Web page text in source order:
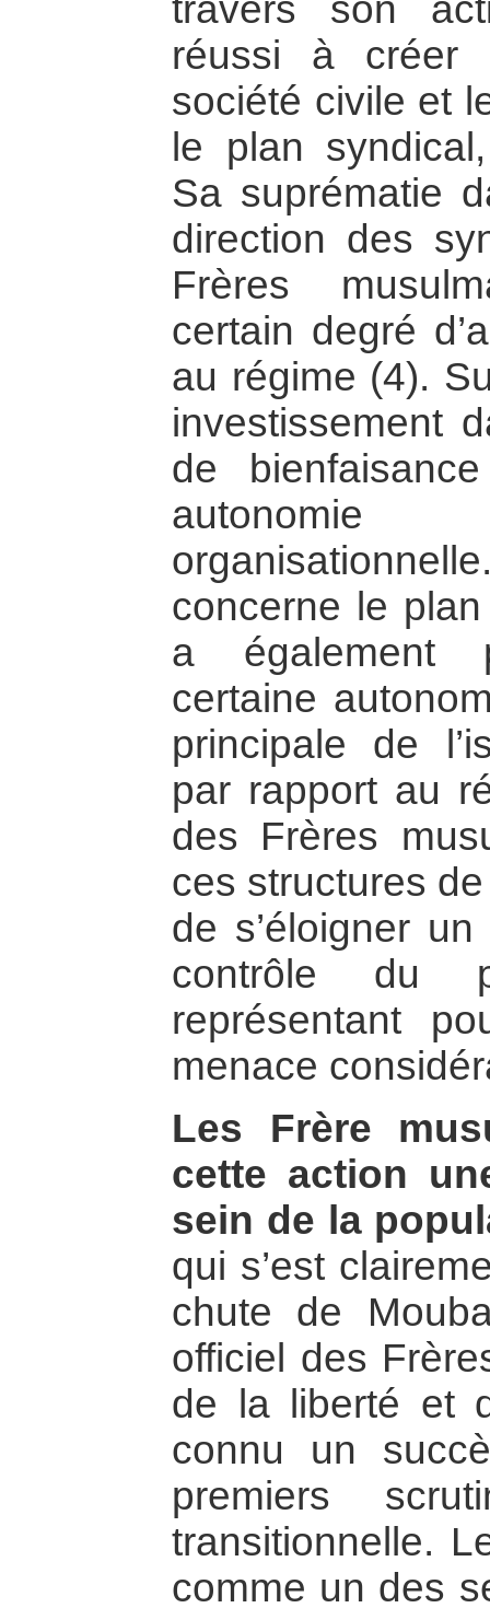
travers son
réussi à créer
société civile et
le plan
Sa suprématie
direction des
Frères
certain degré
au régime (4).
investissement
de
concerne le
a également
certaine
principale de
par rapport au
des Frères
ces structures
de s’éloigner
contrôle du
représentant
menace
Les Frère
cette action
sein de la
qui s’est
chute de
officiel des
de la liberté et
connu un
premiers
transitionnelle.
comme un des